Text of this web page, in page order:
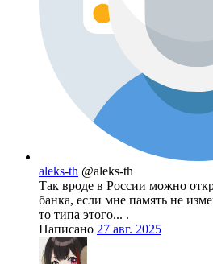
aleks-th @aleks-th
Так вроде в России можно
банка, если мне память не
то типа этого... .
Написано 27 авг. 2025